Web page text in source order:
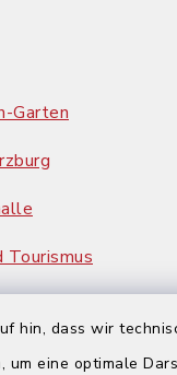
hin, dass wir
um eine optimale
Garten
Tourismus